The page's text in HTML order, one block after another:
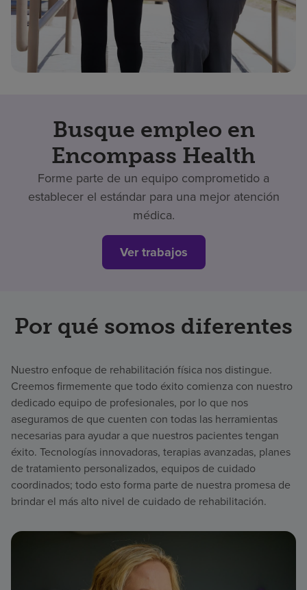
Busque empleo en
Encompass Health
Forme parte de un equipo comprometido a
establecer el estándar para una mejor atención
médica.
Ver trabajos
Por qué somos diferentes
Nuestro enfoque de rehabilitación física nos distingue.
Creemos firmemente que todo éxito comienza con nuestro
dedicado equipo de profesionales, por lo que nos
aseguramos de que cuenten con todas las herramientas
necesarias para ayudar a que nuestros pacientes tengan
éxito. Tecnologías innovadoras, terapias avanzadas, planes
de tratamiento personalizados, equipos de cuidado
coordinados; todo esto forma parte de nuestra promesa de
brindar el más alto nivel de cuidado de rehabilitación.